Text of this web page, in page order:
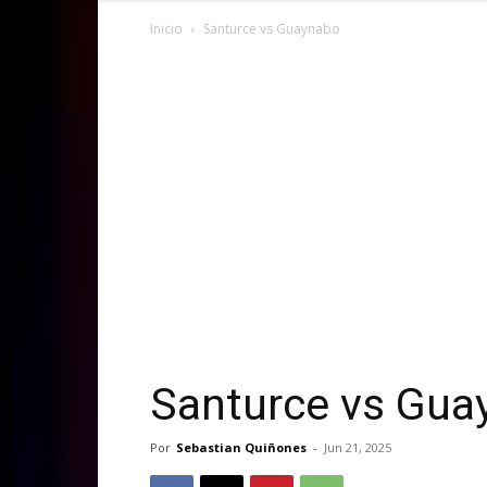
Inicio Santurce vs Guaynabo
Santurce vs
Por Sebastian Quiñones - Jun 21, 2025